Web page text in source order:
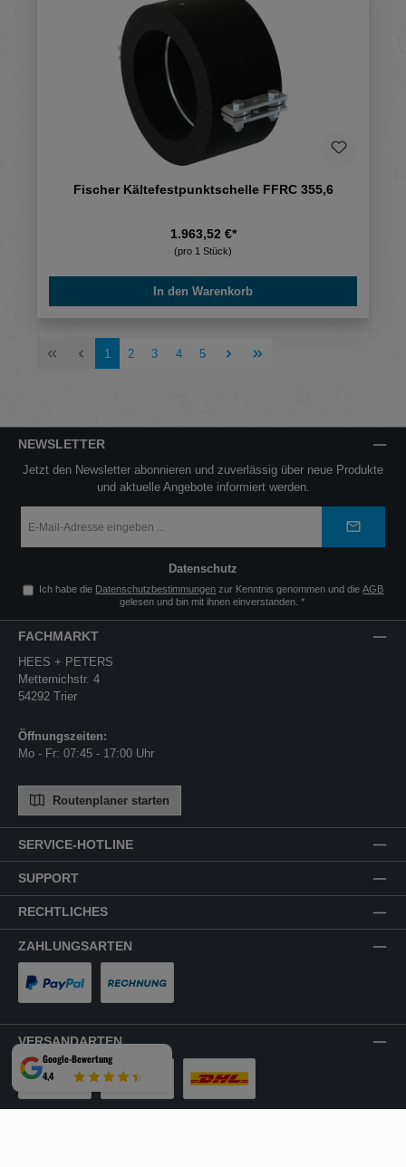
Fischer Kältefestpunktschelle FFRC 355,6
1.963,52 €*
(pro 1 Stück)
In den Warenkorb
Seite
1 Seite
2 Seite
3 Seite
4 Seite
5
NEWSLETTER
Jetzt den Newsletter abonnieren und zuverlässig über neue Produkte
und aktuelle Angebote informiert werden.
Mail-
*
Datenschutz
Ich habe die Datenschutzbestimmungen zur Kenntnis genommen und dieAGB
gelesen und bin mit ihnen einverstanden. *
SERVICE-HOTLINE
SUPPORT
RECHTLICHES
ZAHLUNGSARTEN
VERSANDARTEN
LKW-Tour Spedition DHL
FACHMARKT
HEES + PETERS
Metternichstr. 4
54292 Trier
Öffnungszeiten:
Mo - Fr: 07:45 - 17:00 Uhr
Routenplaner starten
Google-Bewertung
4,4